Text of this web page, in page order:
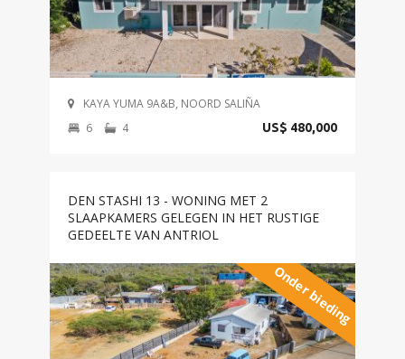
KAYA YUMA 9A&B, NOORD SALIÑA
6
4 US$ 480,000
DEN STASHI 13 - WONING MET 2
SLAAPKAMERS GELEGEN IN HET RUSTIGE
GEDEELTE VAN ANTRIOL
Onder bieding